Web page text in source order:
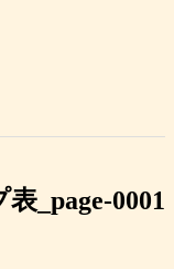
_page-0001